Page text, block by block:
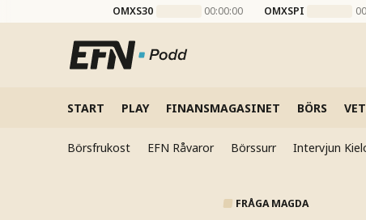
OMXS30 00:00:00 OMXSPI
START PLAY FINANSMAGASINET BÖRS
Börsfrukost EFN Råvaror Börssurr Intervjun
FRÅGA MAGDA